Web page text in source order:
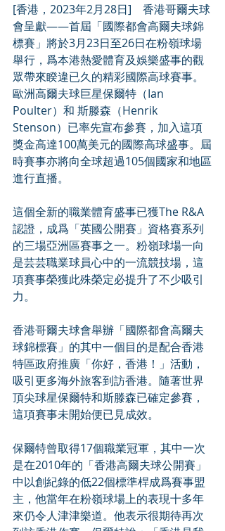
[香港，2023年2月28日]　香港哥爾夫球
會呈獻——首屆「國際都會高爾夫球錦
標賽」將於3月23日至26日在粉嶺球場
舉行，爲本港熱愛體育及娛樂盛事的觀
眾帶來睽違已久的精彩國際高球賽事。
歐洲高爾夫球巨星保爾特（Ian
Poulter）和 斯滕森（Henrik
Stenson）已率先宣布參賽，加入這項
獎金高達100萬美元的國際高球盛事。屆
時賽事亦將向全球超過105個國家和地區
進行直播。
這個全新的職業體育盛事已獲The R&A
認證，成爲「英國公開賽」資格賽系列
的三場亞洲區賽事之一。粉嶺球場一向
是芸芸職業球員心中的一流競技場，這
項賽事榮獲此殊榮定必提升了不少吸引
力。
香港哥爾夫球會舉辦「國際都會高爾夫
球錦標賽」的其中一個目的是配合香港
特區政府推廣「你好，香港！」活動，
吸引更多海外旅客到訪香港。隨著世界
頂尖球星保爾特和斯滕森已確定參賽，
這項賽事未開始便已見成效。
保爾特曾取得17個職業冠軍，其中一次
是在2010年的「香港高爾夫球公開賽」
中以創紀錄的低22個標準桿成爲賽事盟
主，他當年在粉嶺球場上的表現十多年
來仍令人津津樂道。他表示很期待再次